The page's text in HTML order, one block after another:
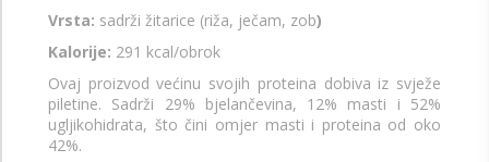
Vrsta: sadrži žitarice (riža, ječam, zob)
Kalorije: 291 kcal/obrok
Ovaj proizvod većinu svojih proteina dobiva iz svježe
piletine. Sadrži 29% bjelančevina, 12% masti i 52%
ugljikohidrata, što čini omjer masti i proteina od oko
42%.